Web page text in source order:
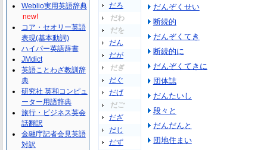
だろ
だわ
だを
だん
だが
だぎ
だぐ
だげ
だご
だざ
だじ
だず
だんぞくせい
断続的
だんぞくてき
断続的に
だんぞくてきに
団体誌
だんたいし
段々と
だんだんと
団地住まい
Weblio実用英語辞典
new!
コア・セオリー英語
表現(基本動詞)
ハイパー英語辞書
JMdict
英語ことわざ教訓辞
典
研究社 英和コンピュ
ーター用語辞典
旅行・ビジネス英会
話翻訳
金融庁記者会見英語
対訳